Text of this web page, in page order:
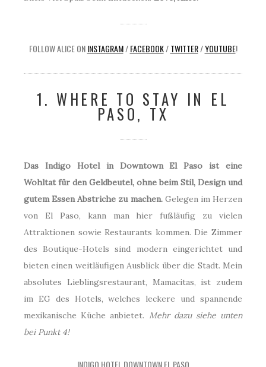
FOLLOW ALICE ONINSTAGRAM/FACEBOOK/TWITTER/YOUTUBE!
1. WHERE TO STAY IN EL
PASO, TX
Das Indigo Hotel in Downtown El Paso ist eine
Wohltat für den Geldbeutel, ohne beim Stil, Design und
gutem Essen Abstriche zu machen.Gelegen im Herzen
von El Paso, kann man hier fußläufig zu vielen
Attraktionen sowie Restaurants kommen. Die Zimmer
des Boutique-Hotels sind modern eingerichtet und
bieten einen weitläufigen Ausblick über die Stadt. Mein
absolutes Lieblingsrestaurant, Mamacitas, ist zudem
im EG des Hotels, welches leckere und spannende
mexikanische Küche anbietet. Mehr dazu siehe unten
bei Punkt 4!
INDIGO HOTEL DOWNTOWN EL PASO